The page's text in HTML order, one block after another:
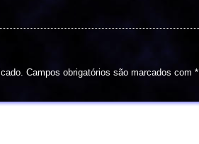
Campos obrigatórios são marcados com*